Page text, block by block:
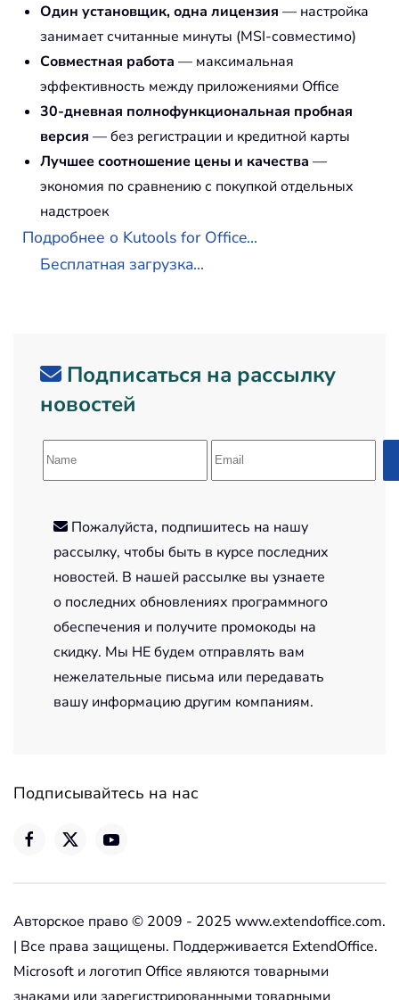
Один установщик, одна лицензия — настройка
занимает считанные минуты (MSI-совместимо)
Совместная работа — максимальная
эффективность между приложениями Office
30-дневная полнофункциональная пробная
версия — без регистрации и кредитной карты
Лучшее соотношение цены и качества —
экономия по сравнению с покупкой отдельных
надстроек
Подробнее о Kutools for Office...
Бесплатная загрузка...
Подписаться на рассылку
новостей
Пожалуйста, подпишитесь на нашу
рассылку, чтобы быть в курсе последних
новостей. В нашей рассылке вы узнаете
о последних обновлениях программного
обеспечения и получите промокоды на
скидку. Мы НЕ будем отправлять вам
нежелательные письма или передавать
вашу информацию другим компаниям.
Подписывайтесь на нас
Авторское право © 2009 - 2025 www.extendoffice.com.
| Все права защищены. Поддерживается ExtendOffice.
Microsoft и логотип Office являются товарными